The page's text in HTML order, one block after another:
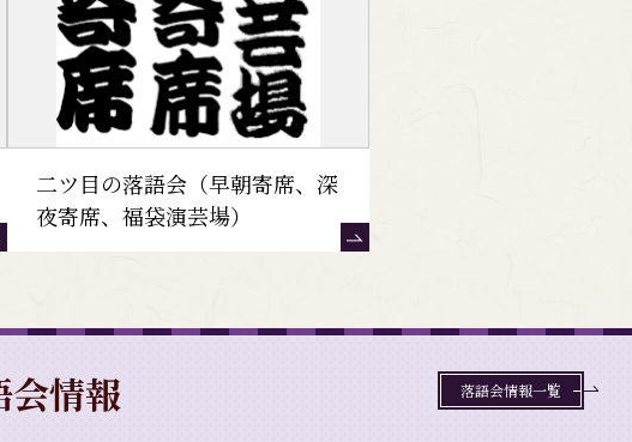
二ツ目の落語会（早朝寄席、深
夜寄席、福袋演芸場）
会情報 落語会情報一覧